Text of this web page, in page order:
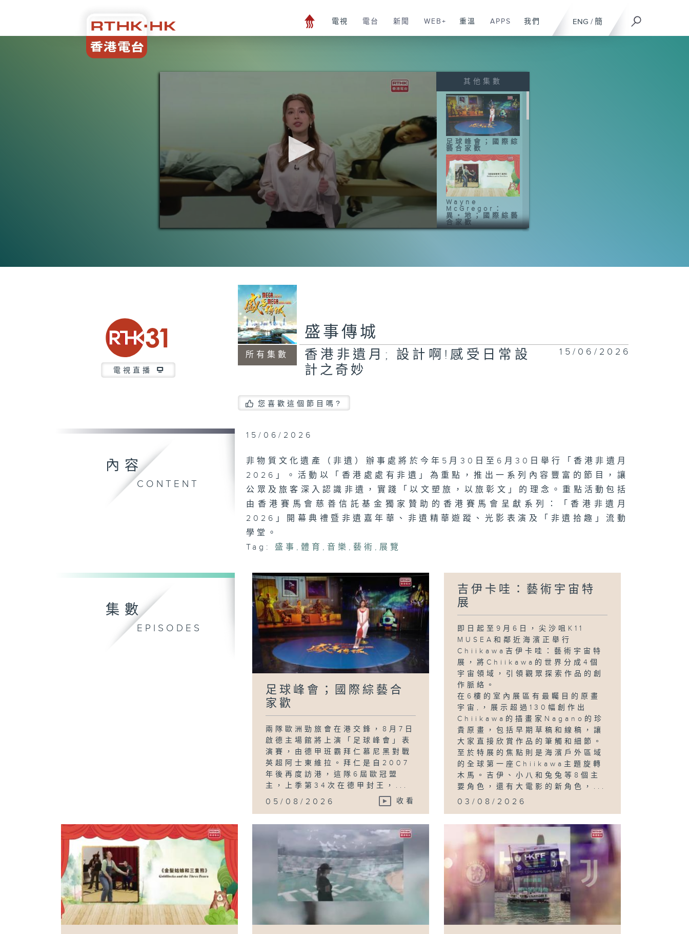
ENG / 簡
電視 電台 新聞 WEB+ 重溫 APPS 我們
0
其他集數
足球峰會；國際綜
藝合家歡
Wayne
McGregor：
異・地；國際綜藝
合家歡
動漫電玩節；足球
盛會
動漫電玩節
世界劍擊錦標賽；
足球盛會
Wayne
McGregor：
異．地
世界劍擊錦標賽；
書展
書展；Wayne
McGregor：
異．地
電視直播
所有集數
盛事傳城
香港非遺月; 設計啊!感受日常設
計之奇妙
15/06/2026
您喜歡這個節目嗎?
內容
CONTENT
15/06/2026
非物質文化遺產（非遺）辦事處將於今年5月30日至6月30日舉行「香港非遺月
2026」。活動以「香港處處有非遺」為重點，推出一系列內容豐富的節目，讓
公眾及旅客深入認識非遺，實踐「以文塑旅，以旅彰文」的理念。重點活動包括
由香港賽馬會慈善信託基金獨家贊助的香港賽馬會呈獻系列：「香港非遺月
2026」開幕典禮暨非遺嘉年華、非遺精華遊蹤、光影表演及「非遺拾趣」流動
學堂。
Tag:
盛事 , 體育 , 音樂 , 藝術 ,展覽
集數
EPISODES
足球峰會；國際綜藝合
家歡
兩隊歐洲勁旅會在港交鋒，8月7日
啟德主場館將上演「足球峰會」表
演賽，由德甲班霸拜仁慕尼黑對戰
英超阿士東維拉。拜仁是自2007
年後再度訪港，這隊6屆歐冠盟
主，上季第34次在德甲封王，...
05/08/2026 收看
吉伊卡哇：藝術宇宙特
展
即日起至9月6日，尖沙咀K11
MUSEA和鄰近海濱正舉行
Chiikawa吉伊卡哇：藝術宇宙特
展，將Chiikawa的世界分成4個
宇宙領域，引領觀眾探索作品的創
作脈絡。
在6樓的室內展區有最矚目的原畫
宇宙,，展示超過130幅創作出
Chiikawa的插畫家Nagano的珍
貴原畫，包括早期草稿和線稿，讓
大家直接欣賞作品的筆觸和細節。
至於特展的焦點則是海濱戶外區域
的全球第一座Chiikawa主題旋轉
木馬。吉伊、小八和兔兔等8個主
要角色，還有大電影的新角色，...
03/08/2026